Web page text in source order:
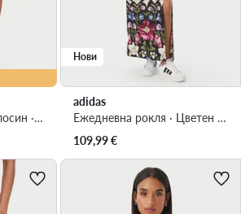
Дънкова пола · Светлосин · Мини
Нови
adidas
Ежедневна рокля · Цветен · Макси
109,99€